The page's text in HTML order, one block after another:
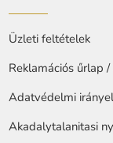
Üzleti feltételek
Reklamációs űrlap
Adatvédelmi
Akadalytalanitasi